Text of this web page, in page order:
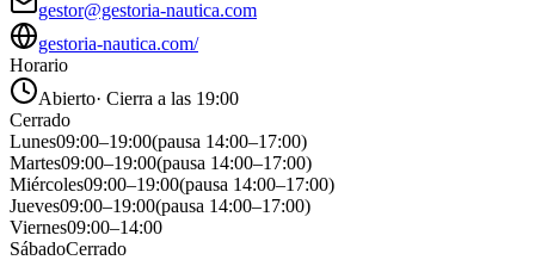
gestor@gestoria-nautica.com
gestoria-nautica.com/
Horario
Abierto· Cierra a las 19:00
Cerrado
Lunes09:00–19:00(pausa 14:00–17:00)
Martes09:00–19:00(pausa 14:00–17:00)
Miércoles09:00–19:00(pausa 14:00–17:00)
Jueves09:00–19:00(pausa 14:00–17:00)
Viernes09:00–14:00
SábadoCerrado